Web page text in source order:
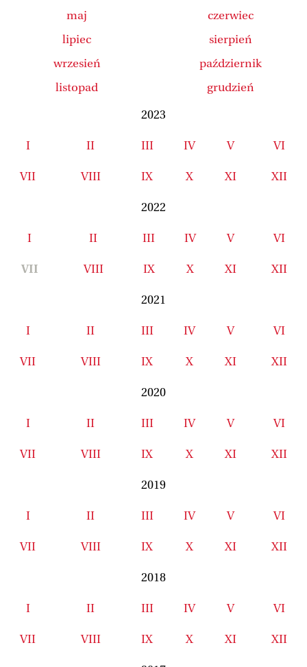
maj
czerwiec
lipiec
sierpień
wrzesień
październik
listopad
grudzień
2023
I II III IV V VI
VII VIII IX X XI XII
2022
I II III IV V VI
VII VIII IX X XI XII
2021
I II III IV V VI
VII VIII IX X XI XII
2020
I II III IV V VI
VII VIII IX X XI XII
2019
I II III IV V VI
VII VIII IX X XI XII
2018
I II III IV V VI
VII VIII IX X XI XII